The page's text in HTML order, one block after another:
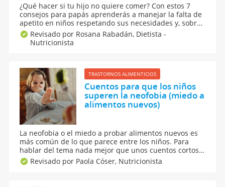
¿Qué hacer si tu hijo no quiere comer? Con estos 7
consejos para papás aprenderás a manejar la falta de
apetito en niños respetando sus necesidades y, sobre
todo, fomentando hábitos saludables sin conflictos en
casa. Hablemos de la inapetencia infantil y las
estrategias para mejorar la relación con la comida.
Revisado por Rosana Rabadán, Dietista -
Nutricionista
TRASTORNOS ALIMENTICIOS
Cuentos para que los niños
superen la neofobia (miedo a
alimentos nuevos)
La neofobia o el miedo a probar alimentos nuevos es
más común de lo que parece entre los niños. Para
hablar del tema nada mejor que unos cuentos cortos
para que puedan comprender más a fondo de qué se
trata esta aversión por probar cosas nuevas. Además,
Revisado por Paola Cóser, Nutricionista